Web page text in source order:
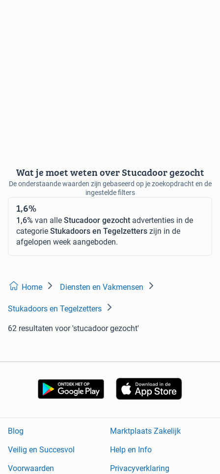
Wat je moet weten over Stucadoor gezocht
De onderstaande waarden zijn gebaseerd op je zoekopdracht en de
ingestelde filters
1,6%
1,6% van alle Stucadoor gezocht advertenties in de
categorie Stukadoors en Tegelzetters zijn in de
afgelopen week aangeboden.
Home Diensten en Vakmensen
Stukadoors en Tegelzetters
62 resultaten voor 'stucadoor gezocht'
Blog
Marktplaats Zakelijk
Veilig en Succesvol
Help en Info
Voorwaarden
Privacyverklaring